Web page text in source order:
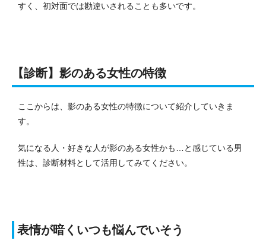
すく、初対面では勘違いされることも多いです。
【診断】影のある女性の特徴
ここからは、影のある女性の特徴について紹介していきま
す。
気になる人・好きな人が影のある女性かも…と感じている男
性は、診断材料として活用してみてください。
表情が暗くいつも悩んでいそう